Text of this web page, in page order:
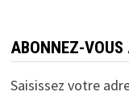
ABONNEZ-VOUS
Saisissez votre